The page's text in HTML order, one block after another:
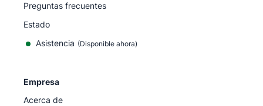
Preguntas frecuentes
Estado
Asistencia (Disponible ahora)
Empresa
Acerca de